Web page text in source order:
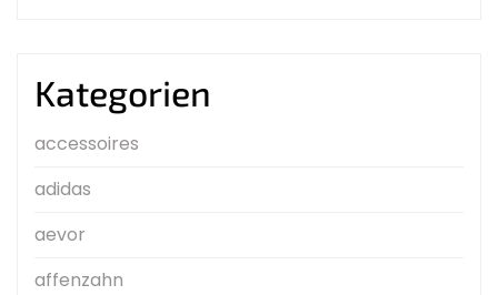
Kategorien
accessoires
adidas
aevor
affenzahn